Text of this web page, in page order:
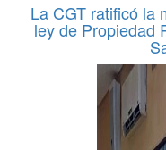
La CGT ratificó la
ley de Propiedad